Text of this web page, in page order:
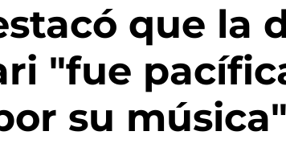
que la
"fue
su música"